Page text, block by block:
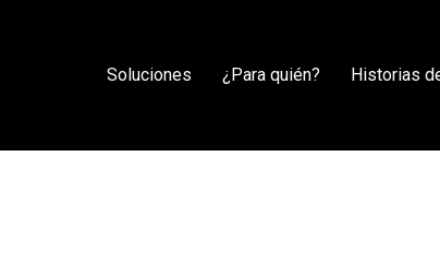
Soluciones ¿Para quién? Historias